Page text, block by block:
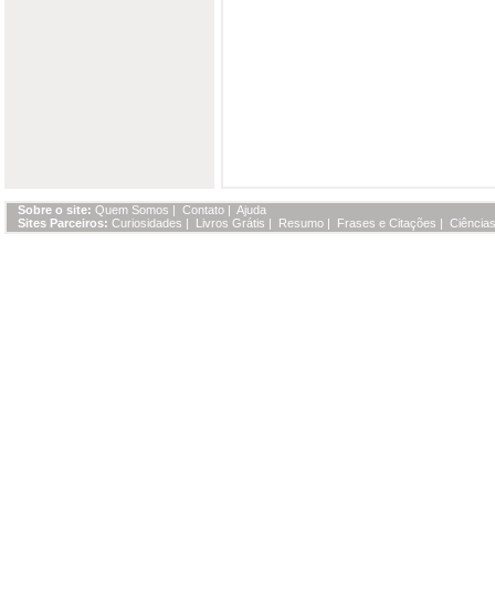
Sobre o site: Quem Somos | Contato | Ajuda
Sites Parceiros: Curiosidades | Livros Grátis | Resumo | Frases e Citações |